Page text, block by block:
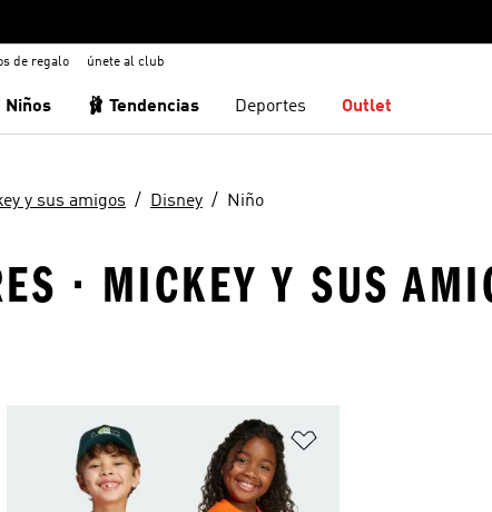
de regalo únete al club
Niños 🩰 Tendencias Deportes Outlet
y sus amigos Disney Niño
· MICKEY Y SUS
a la lista de deseos